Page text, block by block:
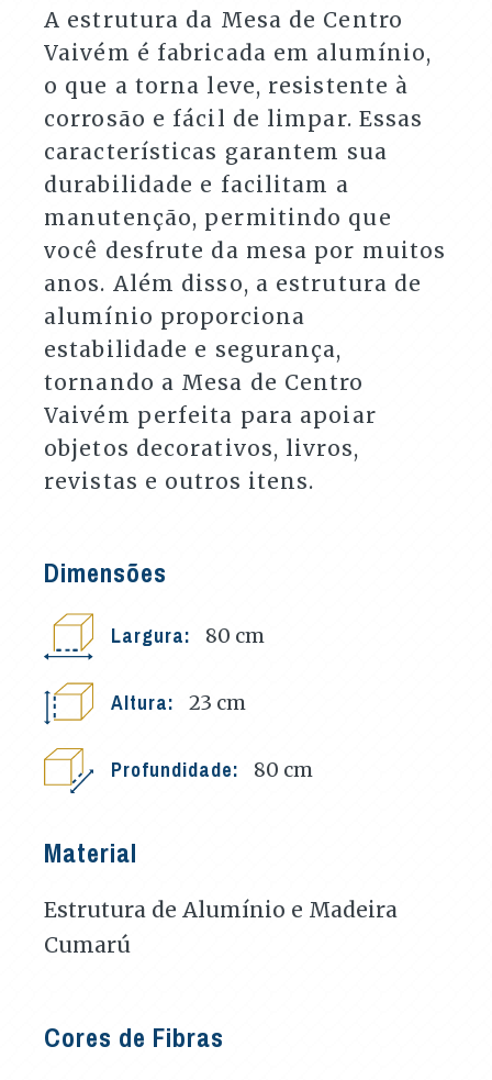
A estrutura da Mesa de Centro
Vaivém é fabricada em alumínio,
o que a torna leve, resistente à
corrosão e fácil de limpar. Essas
características garantem sua
durabilidade e facilitam a
manutenção, permitindo que
você desfrute da mesa por muitos
anos. Além disso, a estrutura de
alumínio proporciona
estabilidade e segurança,
tornando a Mesa de Centro
Vaivém perfeita para apoiar
objetos decorativos, livros,
revistas e outros itens.
Dimensões
Largura: 80 cm
Altura: 23 cm
Profundidade: 80 cm
Material
Estrutura de Alumínio e Madeira
Cumarú
Cores de Fibras